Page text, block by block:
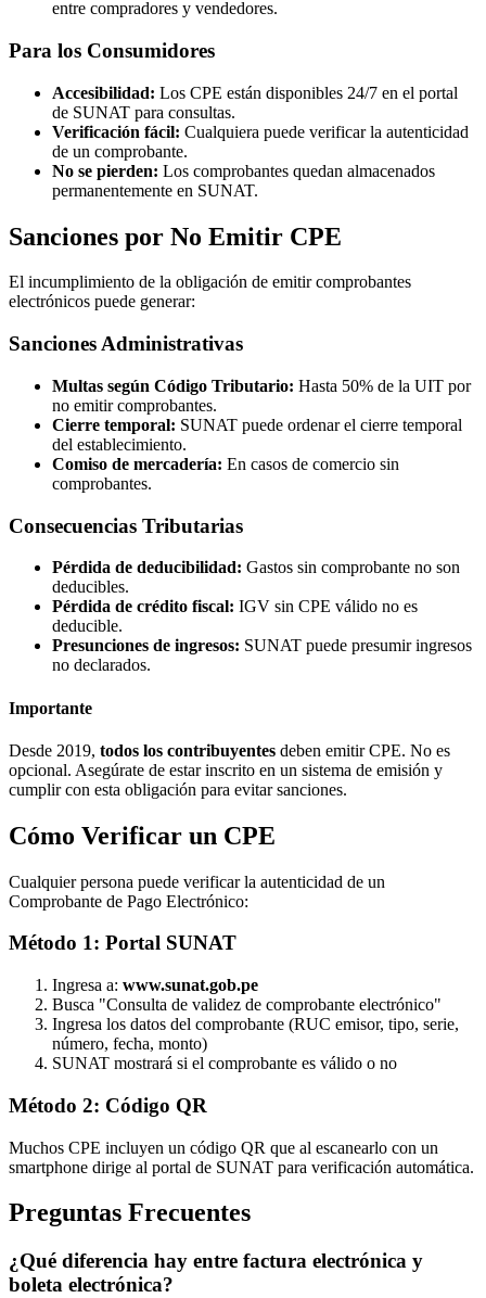
entre compradores y vendedores.
Para los Consumidores
Accesibilidad: Los CPE están disponibles 24/7 en el portal
de SUNAT para consultas.
Verificación fácil: Cualquiera puede verificar la autenticidad
de un comprobante.
No se pierden: Los comprobantes quedan almacenados
permanentemente en SUNAT.
Sanciones por No Emitir CPE
El incumplimiento de la obligación de emitir comprobantes
electrónicos puede generar:
Sanciones Administrativas
Multas según Código Tributario: Hasta 50% de la UIT por
no emitir comprobantes.
Cierre temporal: SUNAT puede ordenar el cierre temporal
del establecimiento.
Comiso de mercadería: En casos de comercio sin
comprobantes.
Consecuencias Tributarias
Pérdida de deducibilidad: Gastos sin comprobante no son
deducibles.
Pérdida de crédito fiscal: IGV sin CPE válido no es
deducible.
Presunciones de ingresos: SUNAT puede presumir ingresos
no declarados.
Importante
Desde 2019, todos los contribuyentes deben emitir CPE. No es
opcional. Asegúrate de estar inscrito en un sistema de emisión y
cumplir con esta obligación para evitar sanciones.
Cómo Verificar un CPE
Cualquier persona puede verificar la autenticidad de un
Comprobante de Pago Electrónico:
Método 1: Portal SUNAT
Ingresa a: www.sunat.gob.pe
Busca "Consulta de validez de comprobante electrónico"
Ingresa los datos del comprobante (RUC emisor, tipo, serie,
número, fecha, monto)
SUNAT mostrará si el comprobante es válido o no
Método 2: Código QR
Muchos CPE incluyen un código QR que al escanearlo con un
smartphone dirige al portal de SUNAT para verificación automática.
Preguntas Frecuentes
¿Qué diferencia hay entre factura electrónica y
boleta electrónica?